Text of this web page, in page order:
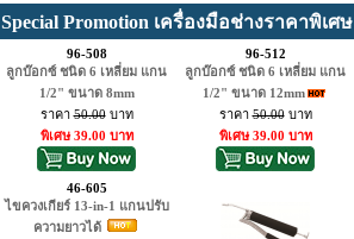
Special Promotion เครื่องมือช่างราคาพิเศษ
96-508
ลูกบ๊อกซ์ ชนิด 6 เหลี่ยม แกน
1/2" ขนาด 8mm
ราคา50.00บาท
พิเศษ 39.00 บาท
96-512
ลูกบ๊อกซ์ ชนิด 6 เหลี่ยม แกน
1/2" ขนาด 12mm
ราคา50.00บาท
พิเศษ 39.00 บาท
46-605
ไขควงเกียร์ 13-in-1 แกนปรับ
ความยาวได้